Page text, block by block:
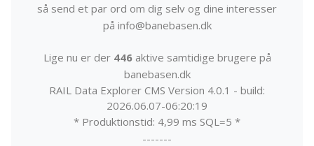
så send et par ord om dig selv og dine interesser
på info@banebasen.dk
Lige nu er der 446aktive samtidige brugere på
banebasen.dk
RAIL Data Explorer CMS Version 4.0.1 - build:
2026.06.07-06:20:19
* Produktionstid: 4,99 ms SQL=5 *
-------